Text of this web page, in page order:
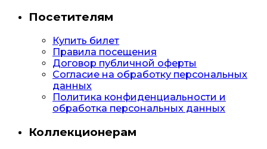
Посетителям
Купить билет
Правила посещения
Договор публичной оферты
Согласие на обработку персональных
данных
Политика конфиденциальности и
обработка персональных данных
Коллекционерам